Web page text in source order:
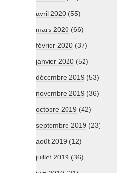
avril 2020 (55)
mars 2020 (66)
février 2020 (37)
janvier 2020 (52)
décembre 2019 (53)
novembre 2019 (36)
octobre 2019 (42)
septembre 2019 (23)
août 2019 (12)
juillet 2019 (36)